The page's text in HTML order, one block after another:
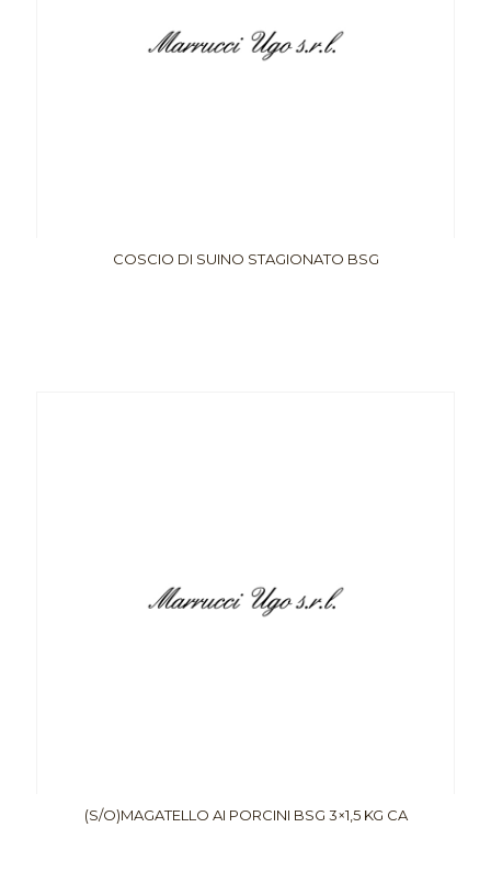
COSCIO DI SUINO STAGIONATO BSG
(S/O)MAGATELLO AI PORCINI BSG 3×1,5 KG CA